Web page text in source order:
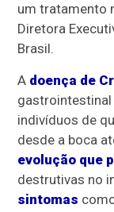
um tratamento
Diretora
Brasil.
A doença de
gastrointestinal
indivíduos de
desde a boca
evolução que
destrutivas no
sintomas